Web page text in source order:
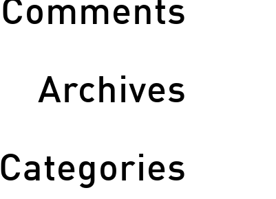
Comments
Archives
Categories